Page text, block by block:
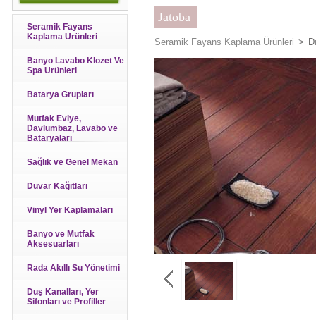
Seramik Fayans
Kaplama Ürünleri
Banyo Lavabo Klozet Ve
Spa Ürünleri
Batarya Grupları
Mutfak Eviye,
Davlumbaz, Lavabo ve
Bataryaları
Sağlık ve Genel Mekan
Duvar Kağıtları
Vinyl Yer Kaplamaları
Banyo ve Mutfak
Aksesuarları
Rada Akıllı Su Yönetimi
Duş Kanalları, Yer
Sifonları ve Profiller
Jatoba
Seramik Fayans Kaplama Ürünleri >